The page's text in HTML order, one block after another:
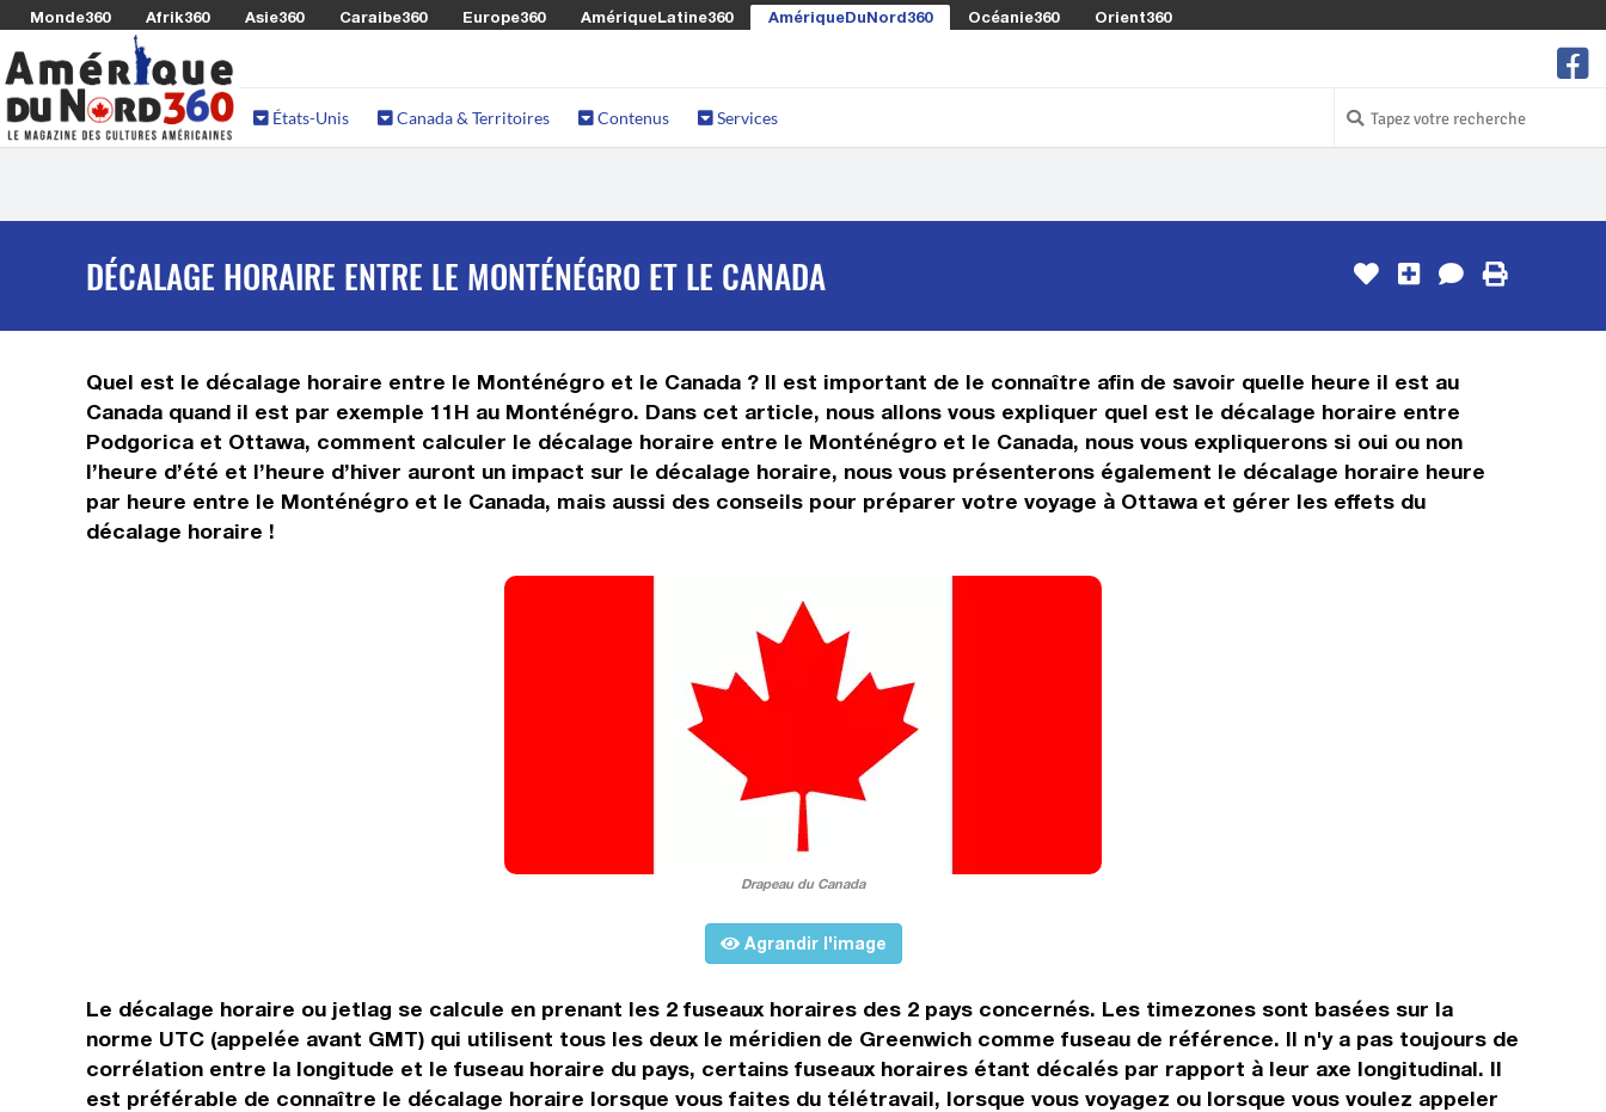
Monde360 Afrik360 Asie360 Caraibe360 Europe360 AmériqueLatine360 AmériqueDuNord360 Océanie360 Orient360
États-Unis Canada & Territoires Contenus Services
DÉCALAGE HORAIRE ENTRE LE MONTÉNÉGRO ET LE CANADA
Quel est le décalage horaire entre le Monténégro et le Canada ? Il est important de le connaître afin de savoir quelle heure il est au
Canada quand il est par exemple 11H au Monténégro. Dans cet article, nous allons vous expliquer quel est le décalage horaire entre
Podgorica et Ottawa, comment calculer le décalage horaire entre le Monténégro et le Canada, nous vous expliquerons si oui ou non
l’heure d’été et l’heure d’hiver auront un impact sur le décalage horaire, nous vous présenterons également le décalage horaire heure
par heure entre le Monténégro et le Canada, mais aussi des conseils pour préparer votre voyage à Ottawa et gérer les effets du
décalage horaire !
Drapeau du Canada
Agrandir l'image
Le décalage horaire ou jetlag se calcule en prenant les 2 fuseaux horaires des 2 pays concernés. Les timezones sont basées sur la
norme UTC (appelée avant GMT) qui utilisent tous les deux le méridien de Greenwich comme fuseau de référence. Il n'y a pas toujours de
corrélation entre la longitude et le fuseau horaire du pays, certains fuseaux horaires étant décalés par rapport à leur axe longitudinal. Il
est préférable de connaître le décalage horaire lorsque vous faites du télétravail, lorsque vous voyagez ou lorsque vous voulez appeler